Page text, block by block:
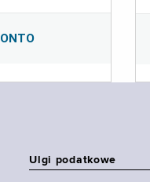
Ulgi podatkowe